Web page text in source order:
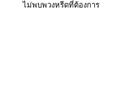
ไม่พบพวงหรีดที่ต้องการ